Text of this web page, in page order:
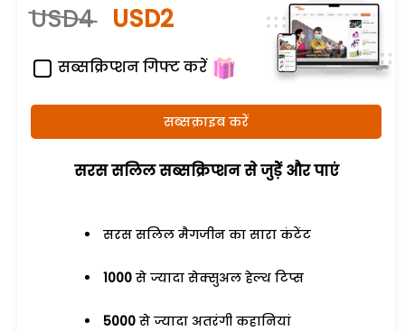
USD4 USD2
सब्सक्रिप्शन गिफ्ट करें
सब्सक्राइब करें
सरस सलिल सब्सक्रिप्शन से जुड़ेें और पाएं
सरस सलिल मैगजीन का सारा कंटेंट
1000 से ज्यादा सेक्सुअल हेल्थ टिप्स
5000 से ज्यादा अतरंगी कहानियां